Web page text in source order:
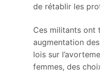
de rétablir les
Ces militants ont
augmentation
lois sur
femmes, des